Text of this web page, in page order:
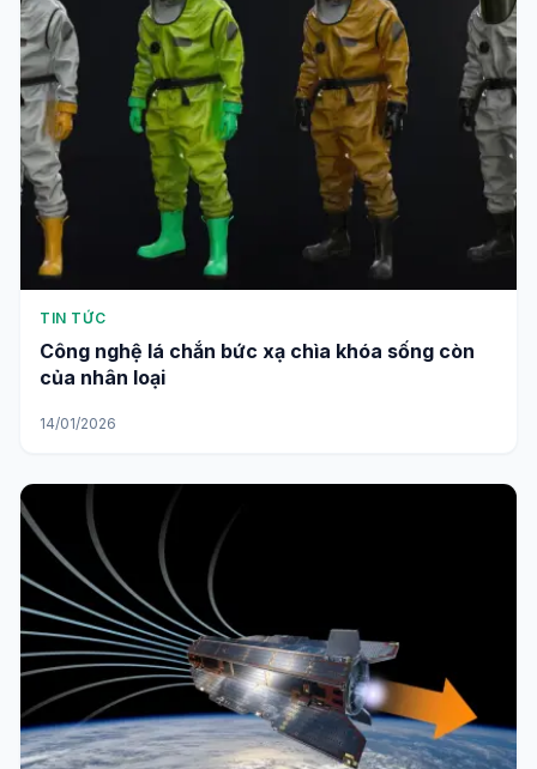
TIN TỨC
Công nghệ lá chắn bức xạ chìa khóa sống còn
của nhân loại
14/01/2026